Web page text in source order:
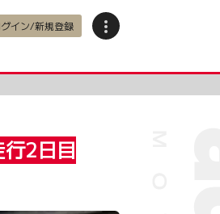
イン/新規登録
2日目